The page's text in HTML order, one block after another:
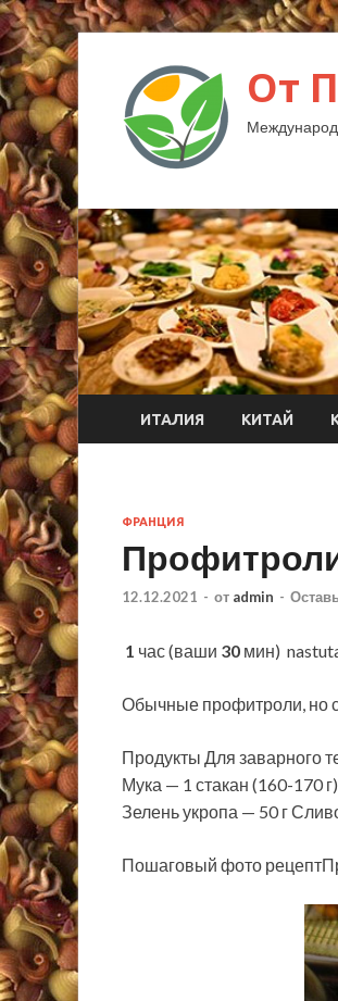
От
ИТАЛИЯ КИТАЙ
ФРАНЦИЯ
12.12.2021 - от admin -
1 час (ваши 30 мин)
Обычные профитроли, но
Продукты Для заварного
Мука — 1 стакан (160-170
Зелень укропа — 50 г
Пошаговый фото